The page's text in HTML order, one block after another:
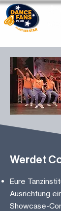
Werdet
Eure
Ausrichtung
Showcase-